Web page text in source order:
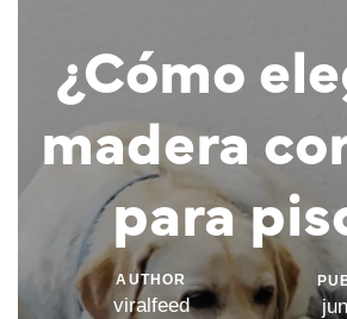
¿Cómo
madera
para
AUTHOR
viralfeed